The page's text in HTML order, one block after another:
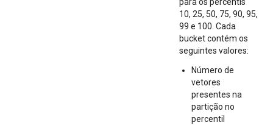
10, 25, 50, 75, 90, 95,
99 e 100. Cada
bucket contém os
seguintes valores:
Número de
vetores
presentes na
partição no
percentil